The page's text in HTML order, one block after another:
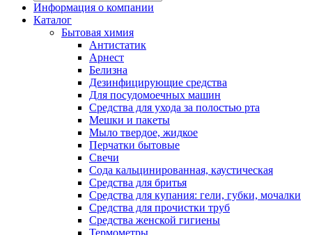
Информация о компании
Каталог
Бытовая химия
Антистатик
Арнест
Белизна
Дезинфицирующие средства
Для посудомоечных машин
Средства для ухода за полостью рта
Мешки и пакеты
Мыло твердое, жидкое
Перчатки бытовые
Свечи
Сода кальцинированная, каустическая
Средства для бритья
Средства для купания: гели, губки, мочалки
Средства для прочистки труб
Средства женской гигиены
Термометры